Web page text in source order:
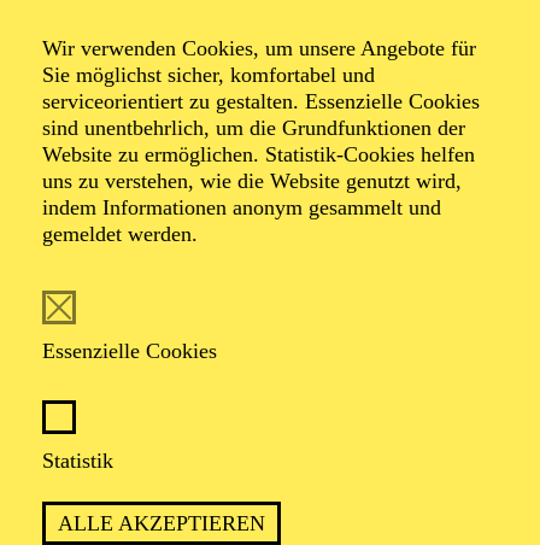
Wir verwenden Cookies, um unsere Angebote für
Sie möglichst sicher, komfortabel und
serviceorientiert zu gestalten. Essenzielle Cookies
sind unentbehrlich, um die Grundfunktionen der
Website zu ermöglichen. Statistik-Cookies helfen
uns zu verstehen, wie die Website genutzt wird,
indem Informationen anonym gesammelt und
gemeldet werden.
Essenzielle Cookies
Statistik
ALLE AKZEPTIEREN
Veranstalter: Theater-, Konzert- u. Gastspieldirektion OTTO
HOFNER GMBH
TICKETS
55,20 52,70€
Die Veranstaltung ist vom Angebot der TUPcard ausgeschlossen.
Dienstag
08.09.2026
Alfried Krupp Saal
GROSSE ORCHESTER · KLAVIER
SAISONERÖFFNUNG